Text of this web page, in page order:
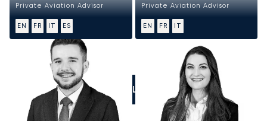
Private Aviation Advisor
EN FR IT ES
Private Aviation Advisor
EN FR IT
CALL US